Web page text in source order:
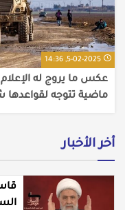
5-02-2025, 14:36
ماضية تتوجه لقواعدها
أخر الأخبار